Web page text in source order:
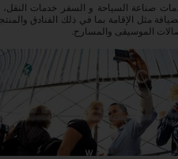
صناعة السياحة و السفر خدمات النقل،
مثل الإقامة بما في ذلك الفنادق
الموسيقى والمسارح.